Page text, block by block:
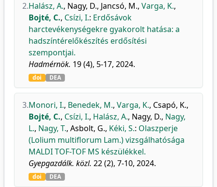
2.Halász, A., Nagy, D., Jancsó, M., Varga, K.,
Bojté, C., Csízi, I.: Erdősávok
harctevékenységekre gyakorolt hatása: a
hadszíntérelőkészítés erdősítési
szempontjai.
Hadmérnök. 19 (4), 5-17, 2024.
doi DEA
3.Monori, I., Benedek, M., Varga, K., Csapó, K.,
Bojté, C., Csízi, I., Halász, A., Nagy, D., Nagy,
L., Nagy, T., Asbolt, G., Kéki, S.: Olaszperje
(Lolium multiflorum Lam.) vizsgálhatósága
MALDI TOF-TOF MS készülékkel.
Gyepgazdálk. közl. 22 (2), 7-10, 2024.
doi DEA